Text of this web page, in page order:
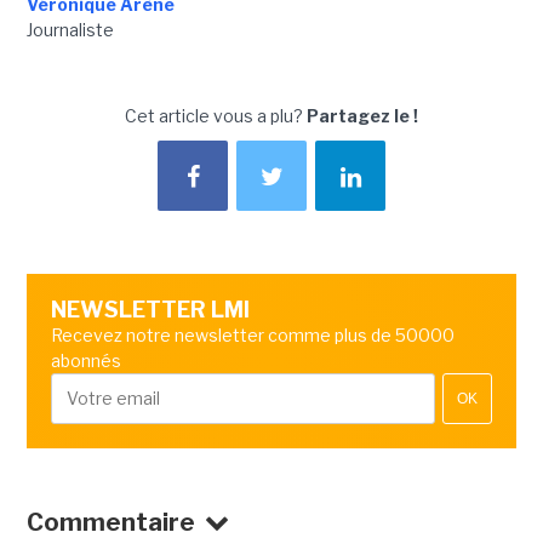
Véronique Arène
Journaliste
Cet article vous a plu? Partagez le !
NEWSLETTER LMI
Recevez notre newsletter comme plus de 50000
abonnés
OK
Commentaire